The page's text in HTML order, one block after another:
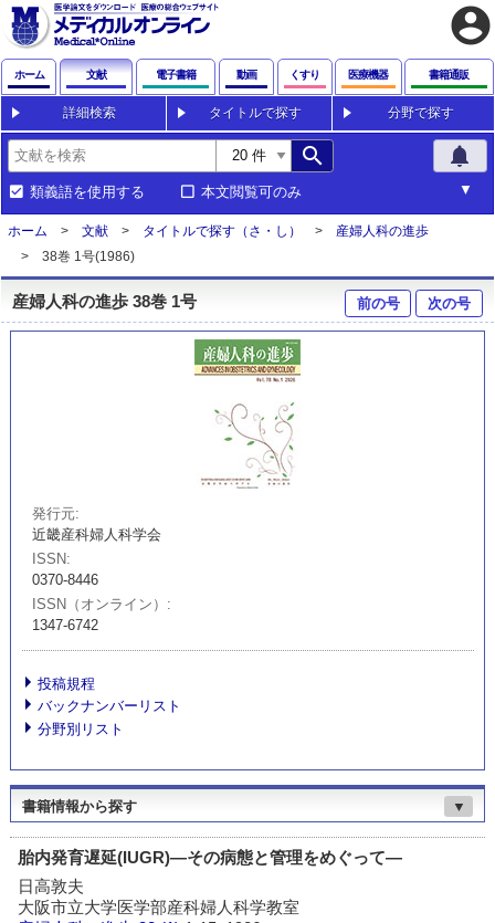
account_circle
ホーム 文献 電子書籍 動画 くすり 医療機器 書籍通販
詳細検索 タイトルで探す 分野で探す
search notifications
類義語を使用する 本文閲覧可のみ
ホーム 文献 タイトルで探す（さ・し）
産婦人科の進歩
38巻 1号(1986)
産婦人科の進歩 38巻 1号 前の号 次の号
発行元
近畿産科婦人科学会
ISSN
0370-8446
ISSN（オンライン）
1347-6742
投稿規程
バックナンバーリスト
分野別リスト
書籍情報から探す ▼
胎内発育遅延(IUGR)―その病態と管理をめぐって―
日高敦夫
大阪市立大学医学部産科婦人科学教室